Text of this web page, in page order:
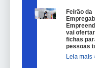
Feirão da
vai ofertar
fichas para
pessoas
Leia mais »